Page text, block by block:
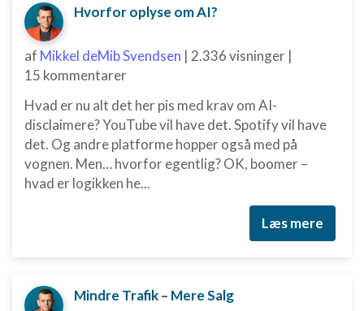
Hvorfor oplyse om AI?
af Mikkel deMib Svendsen | 2.336 visninger |
15 kommentarer
Hvad er nu alt det her pis med krav om AI-
disclaimere? YouTube vil have det. Spotify vil have
det. Og andre platforme hopper også med på
vognen. Men… hvorfor egentlig? OK, boomer –
hvad er logikken he...
Læs mere
Mindre Trafik – Mere Salg